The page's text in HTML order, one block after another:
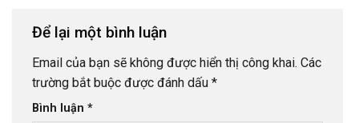
Để lại một bình luận
Email của bạn sẽ không được hiển thị công khai. Các
trường bắt buộc được đánh dấu *
Bình luận *